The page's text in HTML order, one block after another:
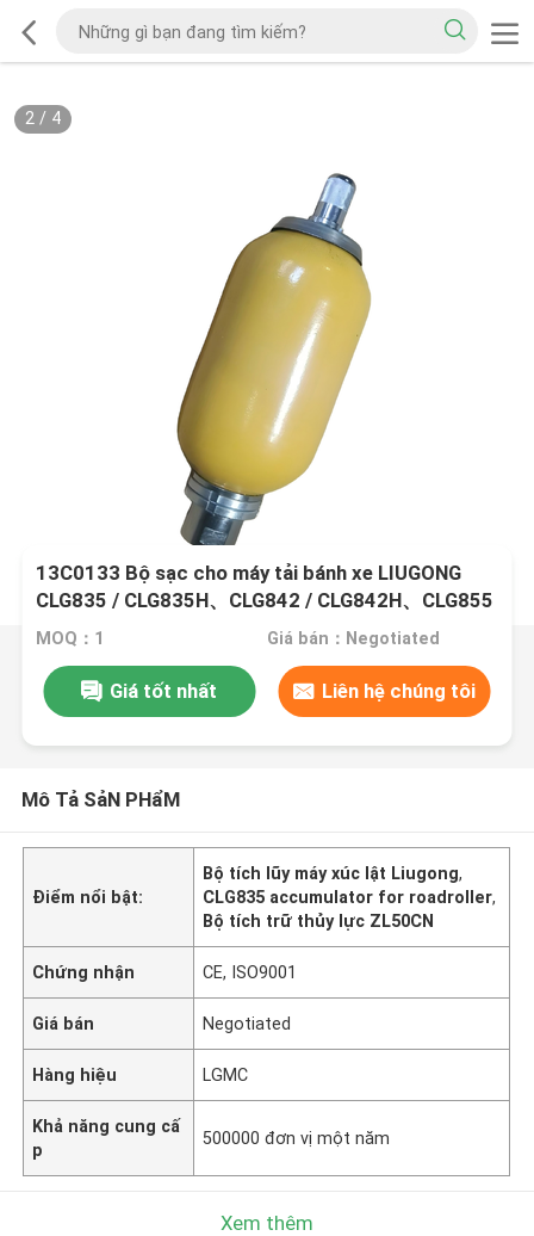
2/ 4
13C0133 Bộ sạc cho máy tải bánh xe LIUGONG
CLG835 / CLG835H、CLG842 / CLG842H、CLG855
/ CLG855N / CLG855H、ZL50C / ZL50CN Máy cuộn
MOQ：1 Giá bán：Negotiated
Giá tốt nhất Liên hệ chúng tôi
Mô Tả SảN PHẩM
Điểm nổi bật:
Bộ tích lũy máy xúc lật Liugong,
CLG835 accumulator for roadroller,
Bộ tích trữ thủy lực ZL50CN
Chứng nhận CE, ISO9001
Giá bán Negotiated
Hàng hiệu LGMC
Khả năng cung cấ
p
500000 đơn vị một năm
Xem thêm